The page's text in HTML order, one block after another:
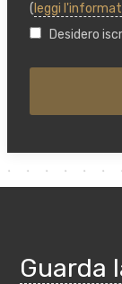
( leggi
Desidero
Guarda